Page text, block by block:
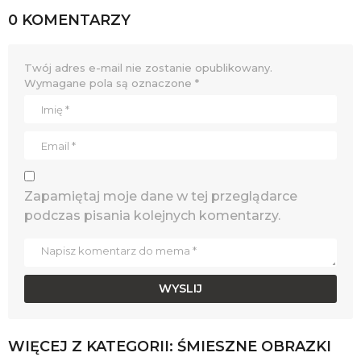
0 KOMENTARZY
Twój adres e-mail nie zostanie opublikowany.
Wymagane pola są oznaczone *
Zapamiętaj moje dane w tej przeglądarce
podczas pisania kolejnych komentarzy.
WIĘCEJ Z KATEGORII: ŚMIESZNE OBRAZKI